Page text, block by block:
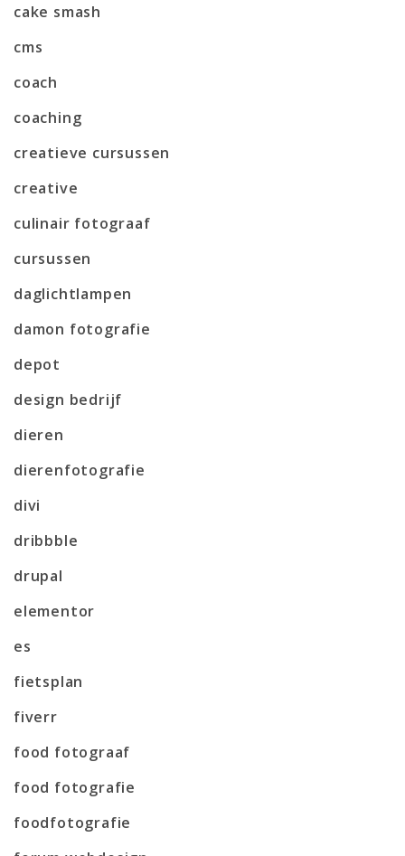
cake smash
cms
coach
coaching
creatieve cursussen
creative
culinair fotograaf
cursussen
daglichtlampen
damon fotografie
depot
design bedrijf
dieren
dierenfotografie
divi
dribbble
drupal
elementor
es
fietsplan
fiverr
food fotograaf
food fotografie
foodfotografie